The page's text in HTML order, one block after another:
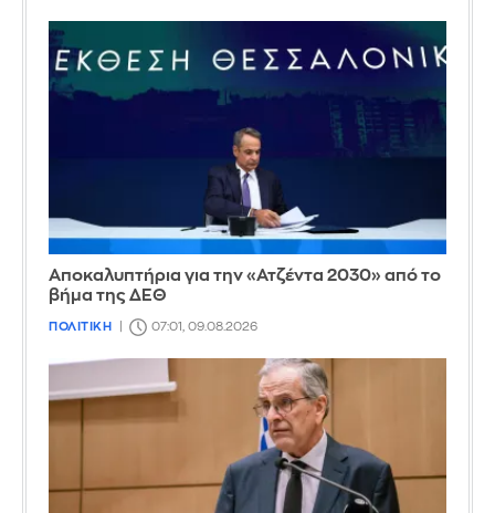
Αποκαλυπτήρια για την «Ατζέντα 2030» από το
βήμα της ΔΕΘ
ΠΟΛΙΤΙΚΗ 07:01, 09.08.2026